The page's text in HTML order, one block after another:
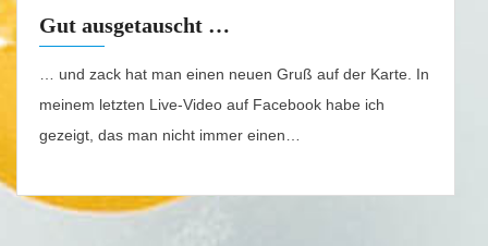
Gut ausgetauscht …
… und zack hat man einen neuen Gruß auf der Karte. In
meinem letzten Live-Video auf Facebook habe ich
gezeigt, das man nicht immer einen…